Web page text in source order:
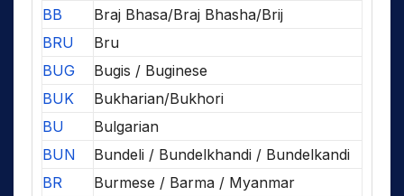
BB
Braj Bhasa/Braj Bhasha/Brij
BRU
Bru
BUG
Bugis / Buginese
BUK
Bukharian/Bukhori
BU
Bulgarian
BUN
Bundeli / Bundelkhandi / Bundelkandi
BR
Burmese / Barma / Myanmar